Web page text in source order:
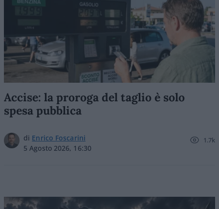
Accise: la proroga del taglio è solo
spesa pubblica
di Enrico Foscarini
5 Agosto 2026, 16:30
1.7k